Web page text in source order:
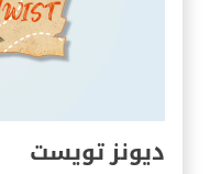
ديونز تويست